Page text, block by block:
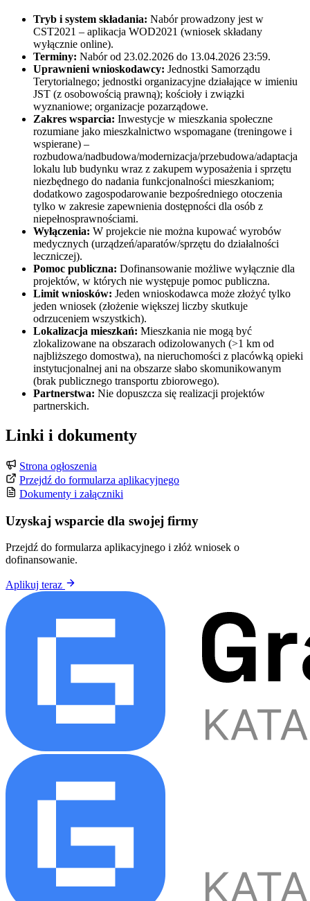
Tryb i system składania: Nabór prowadzony jest w
CST2021 – aplikacja WOD2021 (wniosek składany
wyłącznie online).
Terminy: Nabór od 23.02.2026 do 13.04.2026 23:59.
Uprawnieni wnioskodawcy: Jednostki Samorządu
Terytorialnego; jednostki organizacyjne działające w imieniu
JST (z osobowością prawną); kościoły i związki
wyznaniowe; organizacje pozarządowe.
Zakres wsparcia: Inwestycje w mieszkania społeczne
rozumiane jako mieszkalnictwo wspomagane (treningowe i
wspierane) –
rozbudowa/nadbudowa/modernizacja/przebudowa/adaptacja
lokalu lub budynku wraz z zakupem wyposażenia i sprzętu
niezbędnego do nadania funkcjonalności mieszkaniom;
dodatkowo zagospodarowanie bezpośredniego otoczenia
tylko w zakresie zapewnienia dostępności dla osób z
niepełnosprawnościami.
Wyłączenia: W projekcie nie można kupować wyrobów
medycznych (urządzeń/aparatów/sprzętu do działalności
leczniczej).
Pomoc publiczna: Dofinansowanie możliwe wyłącznie dla
projektów, w których nie występuje pomoc publiczna.
Limit wniosków: Jeden wnioskodawca może złożyć tylko
jeden wniosek (złożenie większej liczby skutkuje
odrzuceniem wszystkich).
Lokalizacja mieszkań: Mieszkania nie mogą być
zlokalizowane na obszarach odizolowanych (>1 km od
najbliższego domostwa), na nieruchomości z placówką opieki
instytucjonalnej ani na obszarze słabo skomunikowanym
(brak publicznego transportu zbiorowego).
Partnerstwa: Nie dopuszcza się realizacji projektów
partnerskich.
Linki i dokumenty
Strona ogłoszenia
Przejdź do formularza aplikacyjnego
Dokumenty i załączniki
Uzyskaj wsparcie dla swojej firmy
Przejdź do formularza aplikacyjnego i złóż wniosek o
dofinansowanie.
Aplikuj teraz